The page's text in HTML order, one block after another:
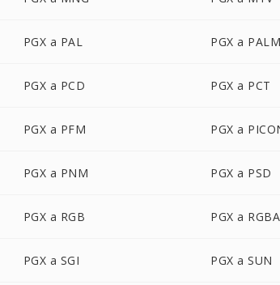
PGX a PAL PGX a PALM
PGX a PCD PGX a PCT
PGX a PFM PGX a
PGX a PNM PGX a PSD
PGX a RGB PGX a RGBA
PGX a SGI PGX a SUN